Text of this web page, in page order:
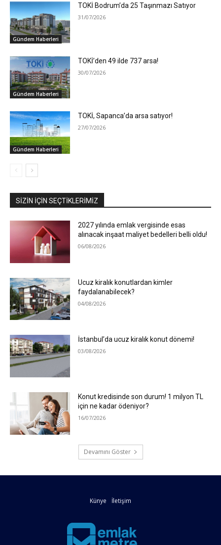
Gündem Haberleri
TOKİ Bodrum’da 25 Taşınmazı Satıyor
31/07/2026
Gündem Haberleri
TOKİ’den 49 ilde 737 arsa!
30/07/2026
Gündem Haberleri
TOKİ, Sapanca’da arsa satıyor!
27/07/2026
SIZIN İÇIN SEÇTIKLERIMIZ
2027 yılında emlak vergisinde esas
alınacak inşaat maliyet bedelleri belli oldu!
06/08/2026
Ucuz kiralık konutlardan kimler
faydalanabilecek?
04/08/2026
İstanbul’da ucuz kiralık konut dönemi!
03/08/2026
Konut kredisinde son durum! 1 milyon TL
için ne kadar ödeniyor?
16/07/2026
Devamını Göster
Künye İletişim